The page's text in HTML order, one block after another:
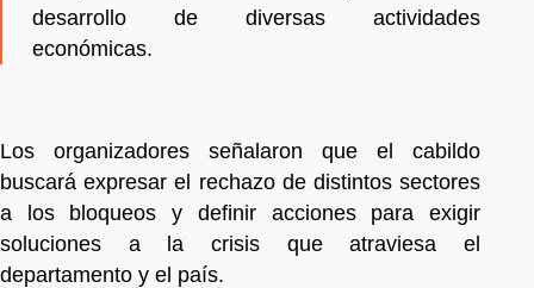
desarrollo de diversas actividades
económicas.
Los organizadores señalaron que el cabildo
buscará expresar el rechazo de distintos sectores
a los bloqueos y definir acciones para exigir
soluciones a la crisis que atraviesa el
departamento y el país.